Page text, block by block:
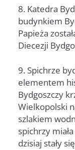
8. Katedra
budynkiem
Papieża
Diecezji
9. Spichrze
elementem
Bydgoszczy
Wielkopolski
szlakiem
spichrzy
dzisiaj stały